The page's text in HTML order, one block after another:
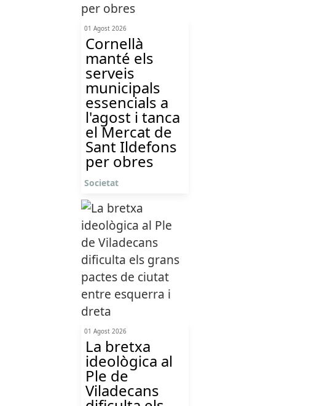
01 Agost 2026
Cornellà
manté els
serveis
municipals
essencials a
l'agost i tanca
el Mercat de
Sant Ildefons
per obres
Societat
01 Agost 2026
La bretxa
ideològica al
Ple de
Viladecans